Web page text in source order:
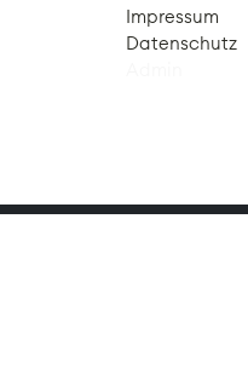
Impressum
Datenschutz